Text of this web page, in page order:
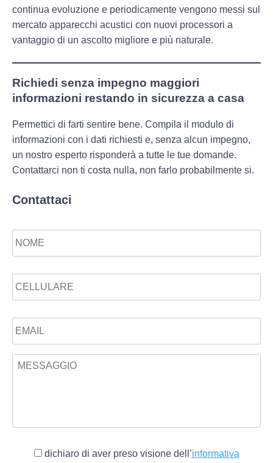
continua evoluzione e periodicamente vengono messi sul
mercato apparecchi acustici con nuovi processori a
vantaggio di un ascolto migliore e più naturale.
Richiedi senza impegno maggiori
informazioni restando in sicurezza a casa
Permettici di farti sentire bene. Compila il modulo di
informazioni con i dati richiesti e, senza alcun impegno,
un nostro esperto risponderà a tutte le tue domande.
Contattarci non ti costa nulla, non farlo probabilmente si.
Contattaci
Nome *
Telefono
Email *
Consenso *
dichiaro di aver preso visione dell’informativa